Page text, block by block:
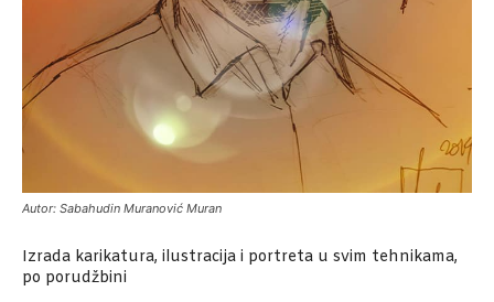
Autor: Sabahudin Muranović Muran
Izrada karikatura, ilustracija i portreta u svim tehnikama,
po porudžbini